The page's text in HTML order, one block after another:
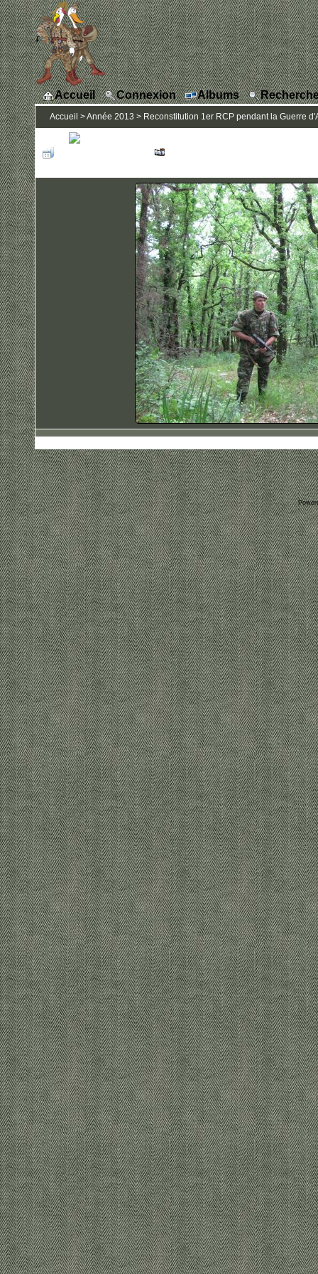
Accueil Connexion Albums
Accueil >Année 2013 > Reconstitution 1er RCP pendant la Guerre